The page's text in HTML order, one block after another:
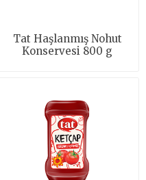
Tat Haşlanmış Nohut
Konservesi 800 g